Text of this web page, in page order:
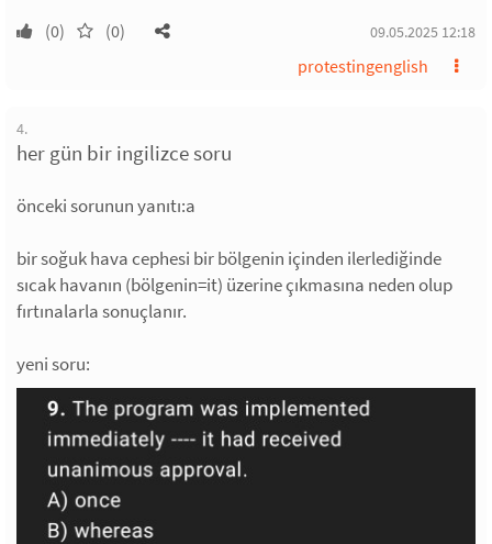
(0) (0) 09.05.2025 12:18
protestingenglish
4.
her gün bir ingilizce soru
önceki sorunun yanıtı:a
bir soğuk hava cephesi bir bölgenin içinden ilerlediğinde
sıcak havanın (bölgenin=it) üzerine çıkmasına neden olup
fırtınalarla sonuçlanır.
yeni soru: